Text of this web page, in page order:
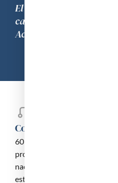
El Plede 10 de desembre
canviar aquest vell nom
Acadèmia de Medicina
Composició
60 acadèmics numeraris
propis membres; 15
nacionals per elecció o premi
estrangers sense limitació de